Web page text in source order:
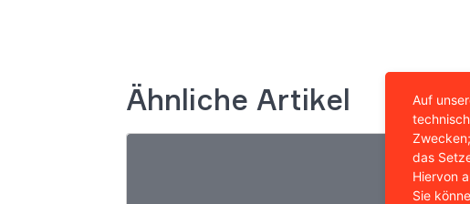
Ähnliche Artikel
Auf
das
Hiervon
Sie